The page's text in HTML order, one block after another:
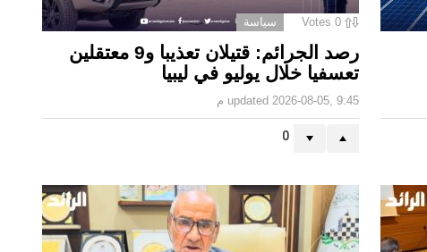
0
Votes سياسة
رصد الجرائم: قتيلان تعذيبا و9 معتقلين
تعسفيا خلال يوليو في ليبيا
updated 2026-08-05, 9:45 م
0